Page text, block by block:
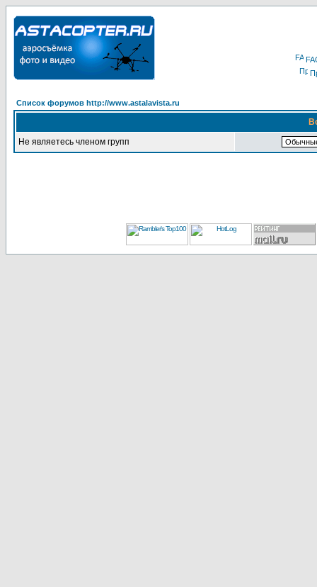
Список форумов http://www.astalavista.ru
Не являетесь членом групп